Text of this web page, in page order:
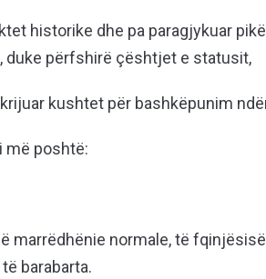
historike dhe pa paragjykuar
duke përfshirë çështjet e statusit,
kushtet për bashkëpunim
më poshtë:
marrëdhënie normale, të
barabarta.